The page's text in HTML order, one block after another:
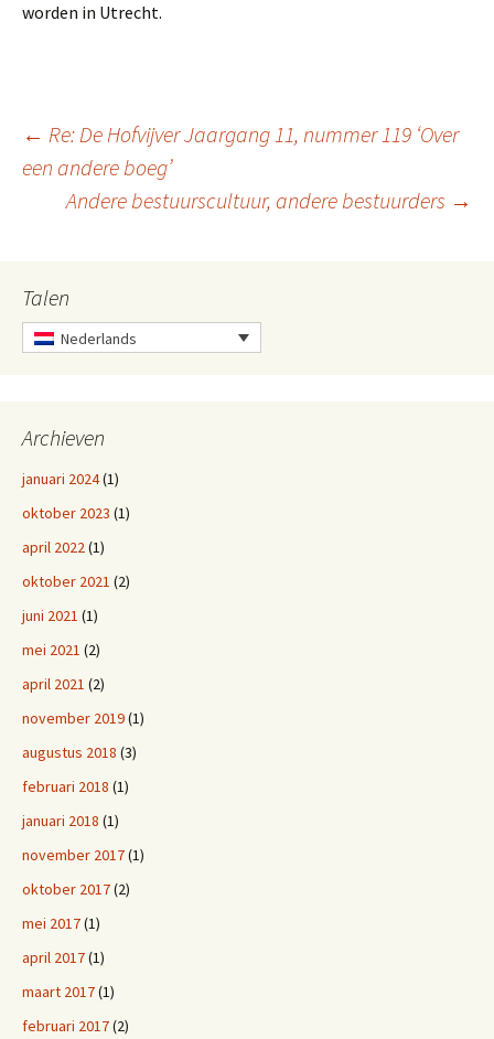
worden in Utrecht.
Berichtnavigatie
← Re: De Hofvijver Jaargang 11, nummer 119 ‘Over
een andere boeg’
Andere bestuurscultuur, andere bestuurders →
Talen
Nederlands
Archieven
januari 2024(1)
oktober 2023 (1)
april 2022 (1)
oktober 2021 (2)
juni 2021 (1)
mei 2021 (2)
april 2021 (2)
november 2019(1)
augustus 2018 (3)
februari 2018 (1)
januari 2018 (1)
november 2017(1)
oktober 2017(2)
mei 2017(1)
april 2017(1)
maart 2017(1)
februari 2017(2)